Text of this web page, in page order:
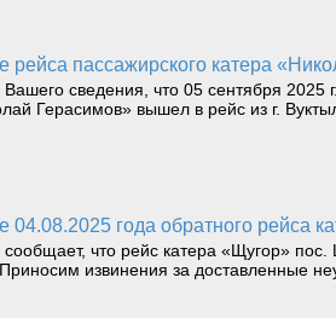
рейса пассажирского катера
сведения, что 05 сентября 2025
Герасимов» вышел в рейс из г.
04.08.2025 года обратного
что рейс катера «Щугор» пос.
извинения за доставленные